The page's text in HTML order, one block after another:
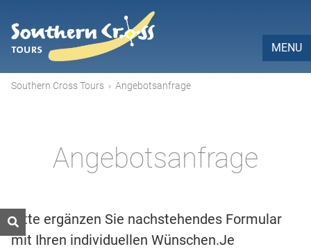
MENU
Southern Cross Tours › Angebotsanfrage
Angebotsanfrage
Bitte ergänzen Sie nachstehendes Formular
mit Ihren individuellen Wünschen.Je